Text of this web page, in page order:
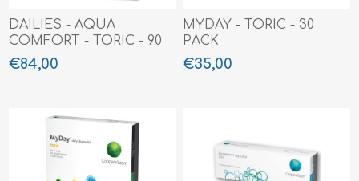
DAILIES - AQUA
COMFORT - TORIC - 90
PACK
€84,00
MYDAY - TORIC - 30
PACK
€35,00